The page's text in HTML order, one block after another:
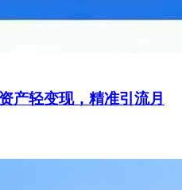
产轻变现，精准引流月